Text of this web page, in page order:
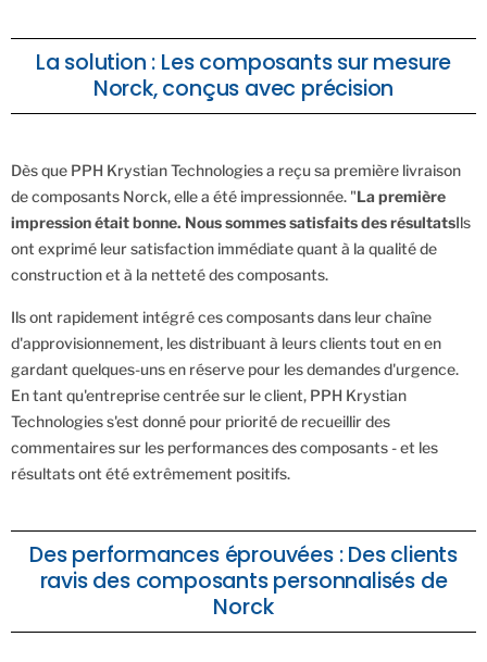
La solution : Les composants sur mesure
Norck, conçus avec précision
Dès que PPH Krystian Technologies a reçu sa première livraison
de composants Norck, elle a été impressionnée. "La première
impression était bonne. Nous sommes satisfaits des résultatsIls
ont exprimé leur satisfaction immédiate quant à la qualité de
construction et à la netteté des composants.
Ils ont rapidement intégré ces composants dans leur chaîne
d'approvisionnement, les distribuant à leurs clients tout en en
gardant quelques-uns en réserve pour les demandes d'urgence.
En tant qu'entreprise centrée sur le client, PPH Krystian
Technologies s'est donné pour priorité de recueillir des
commentaires sur les performances des composants - et les
résultats ont été extrêmement positifs.
Des performances éprouvées : Des clients
ravis des composants personnalisés de
Norck